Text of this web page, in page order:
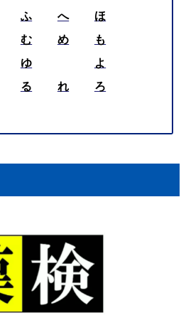
ふ へ
ほ
む め
も
ゆ
よ
る れ
ろ